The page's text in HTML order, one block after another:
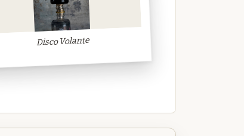
Disco Volante